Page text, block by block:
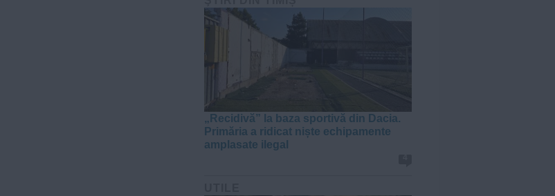
„Recidivă” la baza sportivă din Dacia.
Primăria a ridicat niște echipamente
amplasate ilegal